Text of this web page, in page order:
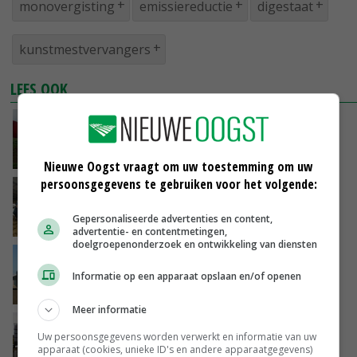
monovergisting emissiereductie digestaat
kunstmestvervangers
LEES OOK
Monovergisting van varkensmest kan stabiel
Van Poppel boekt goede resultaten met
27-03-2019
mislukt
Nieuwe Oogst vraagt om uw toestemming om uw
persoonsgegevens te gebruiken voor het volgende:
Gepersonaliseerde advertenties en content,
advertentie- en contentmetingen,
doelgroepenonderzoek en ontwikkeling van diensten
Informatie op een apparaat opslaan en/of openen
Meer informatie
Uw persoonsgegevens worden verwerkt en informatie van uw
apparaat (cookies, unieke ID's en andere apparaatgegevens)